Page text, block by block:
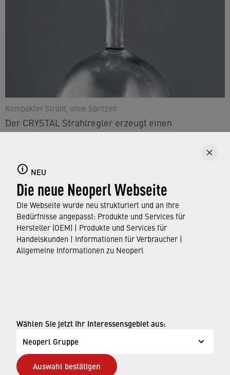
NEU
Die neue Neoperl Webseite
Die Webseite wurde neu strukturiert und an Ihre
Bedürfnisse angepasst: Produkte und Services für
Hersteller (OEM) | Produkte und Services für
Handelskunden | Informationen für Verbraucher |
Allgemeine Informationen zu Neoperl
Wählen Sie jetzt Ihr Interessensgebiet aus:
Neoperl Gruppe
Auswahl bestätigen
Kompakter Strahl, ohne Spritzen
Der CRYSTAL Strahlregler erzeugt einen
Strahl bleibt kompakt und spritzfrei, selbst wenn er
aus einer großen Höhe fällt.
Der Strahlregler ist ab sofort für Handels- und
Distributionskunden erhältlich.
Hier finden Sie mehr Informationen zum CRYSTAL
Strahlregler.
Impressum
Datenschutzseite